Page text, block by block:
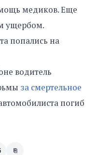
медиков. Еще
ущербом.
попались на
водитель
за смертельное
погиб
⎘